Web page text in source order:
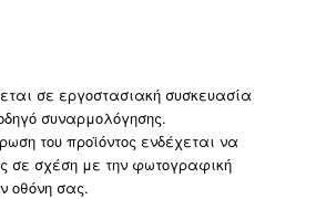
σε εργοστασιακή συσκευασία
συναρμολόγησης.
του προϊόντος ενδέχεται να
σε σχέση με την φωτογραφική
οθόνη σας.